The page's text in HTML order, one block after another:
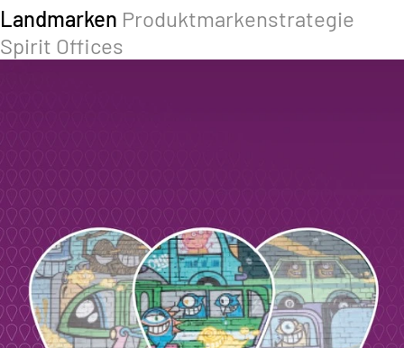
Landmarken Produktmarkenstrategie
Spirit Offices